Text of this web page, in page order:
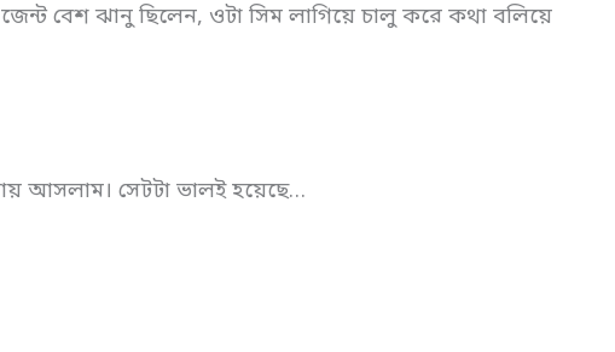
বেশ ঝানু ছিলেন, ওটা সিম লাগিয়ে চালু করে কথা বলিয়ে
আসলাম। সেটটা ভালই হয়েছে…